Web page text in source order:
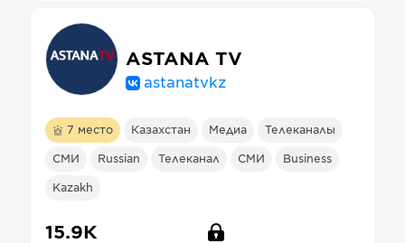
ASTANA TV
astanatvkz
7 место Казахстан Медиа Телеканалы
СМИ Russian Телеканал СМИ Business
Kazakh
15.9К